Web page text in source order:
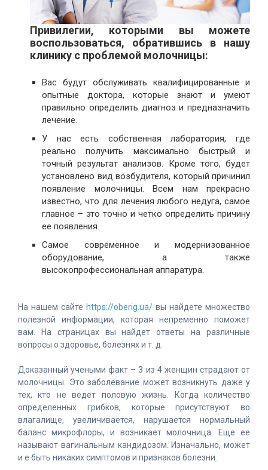
Привилегии, которыми вы можете
воспользоваться, обратившись в нашу
клинику с проблемой молочницы:
Вас будут обслуживать квалифицированные и
опытные доктора, которые знают и умеют
правильно определить диагноз и предназначить
лечение.
У нас есть собственная лаборатория, где
реально получить максимально быстрый и
точный результат анализов. Кроме того, будет
установлено вид возбудителя, который причинил
появление молочницы. Всем нам прекрасно
известно, что для лечения любого недуга, самое
главное – это точно и четко определить причину
ее появления.
Самое современное и модернизованное
оборудование, а также
высокопрофессиональная аппаратура.
На нашем сайте https://oberig.ua/ вы найдете множество
полезной информации, которая непременно поможет
вам. На страницах вы найдет ответы на различные
вопросы о здоровье, болезнях и т. д.
Доказанный учеными факт – 3 из 4 женщин страдают от
молочницы. Это заболевание может возникнуть даже у
тех, кто не ведет половую жизнь. Когда количество
определенных грибков, которые присутствуют во
влагалище, увеличивается, нарушается нормальный
баланс микрофлоры, и возникает молочница. Еще ее
называют вагинальным кандидозом. Изначально, может
и е быть никаких симптомов и признаков болезни.